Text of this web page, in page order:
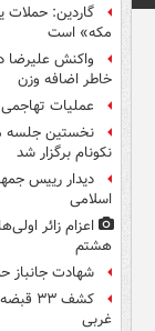
گاردین: حملات
مکه» است
واکنش علیرضا
خاطر اضافه وزن
عملیات
نخستین جلسه
نکونام برگزار شد
دیدار رییس
اسلامی
اعزام زائر
هشتم
شهادت جانباز
کشف
غربی